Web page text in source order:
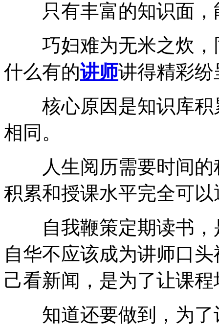
只有丰富的知识面，
巧妇难为无米之炊，
什么有的讲师讲得精彩
核心原因是知识库积
相同。
人生阅历需要时间的
积累和授课水平完全可
自我鞭策定期读书，
自华不应该成为讲师口
己看新闻，是为了让课
知道还要做到，为了